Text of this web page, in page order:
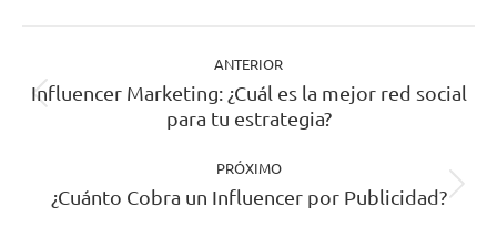
de
post:
ANTERIOR
Post
Influencer Marketing: ¿Cuál es la mejor red social
para tu estrategia?
PRÓXIMO
Próximo
¿Cuánto Cobra un Influencer por Publicidad?